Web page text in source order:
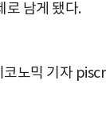
로 남게 됐다.
코노믹 기자